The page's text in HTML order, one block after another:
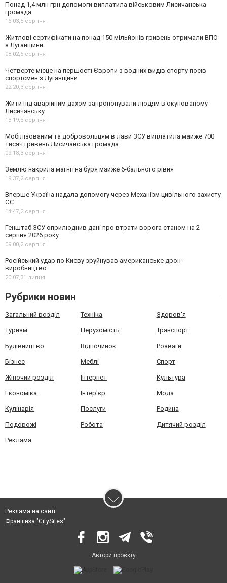
Понад 1,4 млн грн допомоги виплатила військовим Лисичанська
громада
16:03,5 серпня
Житлові сертифікати на понад 150 мільйонів гривень отримали ВПО
з Луганщини
08:02,5 серпня
Четверте місце на першості Європи з водних видів спорту посів
спортсмен з Луганщини
22:20,3 серпня
Жити під аварійним дахом запропонували людям в окупованому
Лисичанську
13:19,3 серпня
Мобілізованим та добровольцям в лави ЗСУ виплатила майже 700
тисяч гривень Лисичанська громада
09:18,3 серпня
Землю накрила магнітна буря майже 6-бального рівня
19:37,2 серпня
Вперше Україна надала допомогу через Механізм цивільного захисту
ЄС
14:47,2 серпня
Генштаб ЗСУ оприлюднив дані про втрати ворога станом на 2
серпня 2026 року
09:00,2 серпня
Російський удар по Києву зруйнував американське дрон-
виробництво
20:07,31 липня
Рубрики новин
Загальний розділ Техніка Здоров'я
Туризм Нерухомість Транспорт
Будівництво Відпочинок Розваги
Бізнес Меблі Спорт
Жіночий розділ Інтернет Культура
Економіка Інтер'єр Мода
Кулінарія Послуги Родина
Подорожі Робота Дитячий розділ
Реклама
Реклама на сайті
Франшиза "CitySites"
Автори проєкту